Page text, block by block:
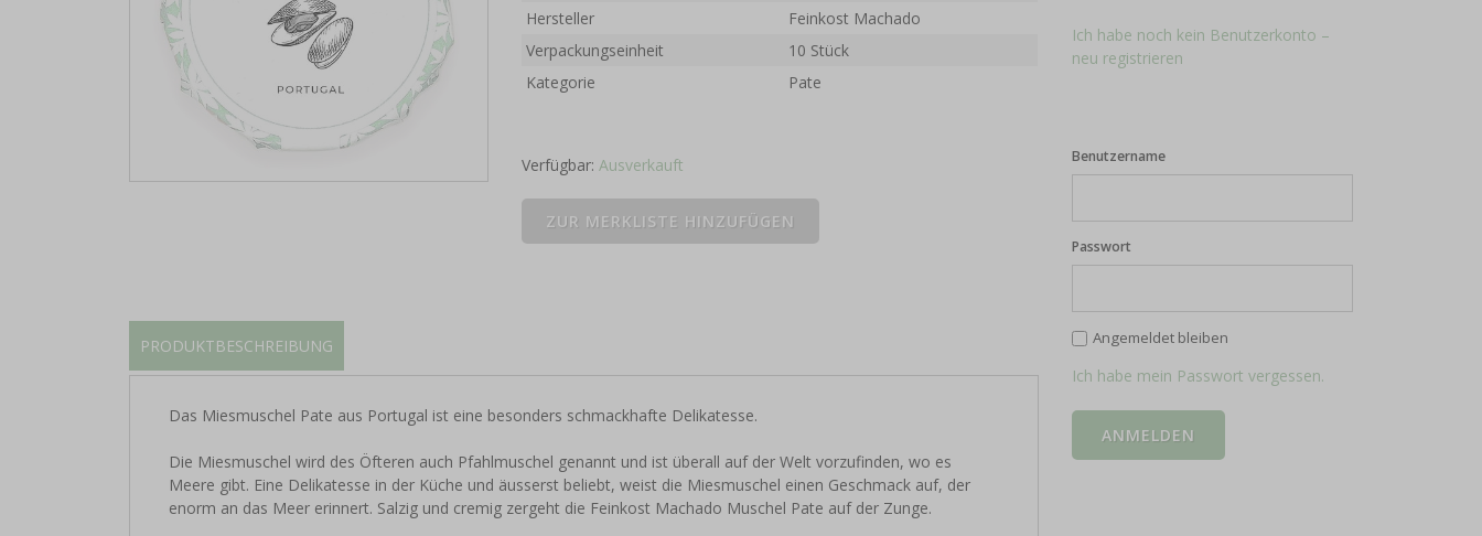
Hersteller
Feinkost Machado
Verpackungseinheit
10 Stück
Kategorie
Pate
Verfügbar:Ausverkauft
PRODUKTBESCHREIBUNG
Das Miesmuschel Pate aus Portugal ist eine besonders schmackhafte Delikatesse.
Die Miesmuschel wird des Öfteren auch Pfahlmuschel genannt und ist überall auf der Welt vorzufinden, wo es
Meere gibt. Eine Delikatesse in der Küche und äusserst beliebt, weist die Miesmuschel einen Geschmack auf, der
enorm an das Meer erinnert. Salzig und cremig zergeht die Feinkost Machado Muschel Pate auf der Zunge.
Ich habe noch kein Benutzerkonto –
neu registrieren
Benutzername
Passwort
Angemeldet bleiben
Ich habe mein Passwort vergessen.